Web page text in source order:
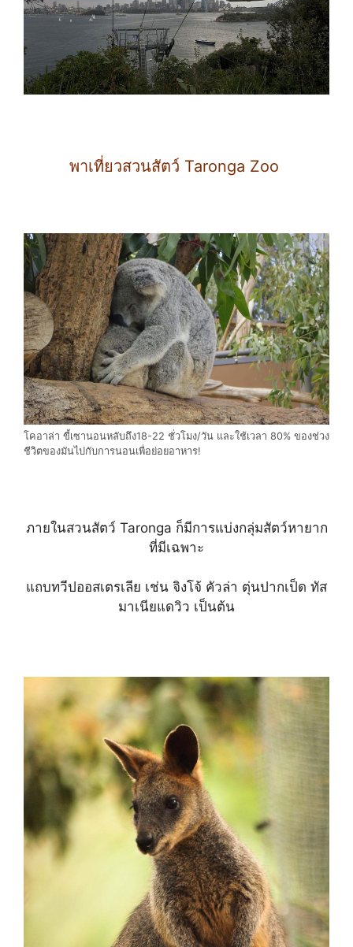
พาเที่ยวสวนสัตว์ Taronga Zoo
โคอาล่า ขี้เซานอนหลับถึง18-22 ชั่วโมง/วัน และใช้เวลา 80% ของช่วง
ชีวิตของมันไปกับการนอนเพื่อย่อยอาหาร!
ภายในสวนสัตว์ Taronga ก็มีการแบ่งกลุ่มสัตว์หายาก
ที่มีเฉพาะ
แถบทวีปออสเตรเลีย เช่น จิงโจ้ คัวล่า ตุ่นปากเป็ด ทัส
มาเนียแดวิว เป็นต้น